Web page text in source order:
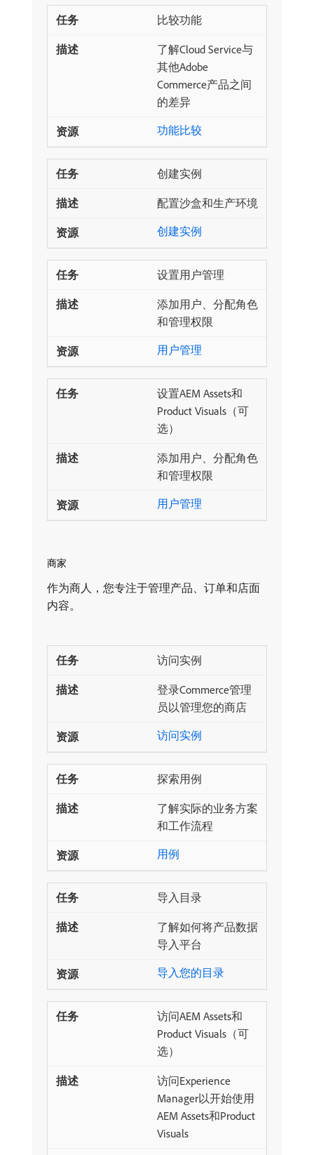
比较功能
了解Cloud Service与
其他Adobe
Commerce产品之间
的差异
功能比较
创建实例
配置沙盒和生产环境
创建实例
设置用户管理
添加用户、分配角色
和管理权限
用户管理
设置AEM Assets和
Product Visuals（可
选）
添加用户、分配角色
和管理权限
用户管理
商家
作为商人，您专注于管理产品、订单和店面
内容。
访问实例
登录Commerce管理
员以管理您的商店
访问实例
探索用例
了解实际的业务方案
和工作流程
用例
导入目录
了解如何将产品数据
导入平台
导入您的目录
访问AEM Assets和
Product Visuals（可
选）
访问Experience
Manager以开始使用
AEM Assets和Product
Visuals